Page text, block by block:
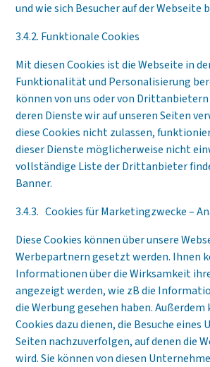
und wie sich Besucher auf der Webseite
3.4.2. Funktionale Cookies
Mit diesen Cookies ist die Webseite in
Funktionalität und Personalisierung
können von uns oder von
deren Dienste wir auf unseren Seiten
diese Cookies nicht zulassen,
dieser Dienste möglicherweise nicht
vollständige Liste der Drittanbieter
Banner.
3.4.3. Cookies für Marketingzwecke –
Diese Cookies können über unsere
Werbepartnern gesetzt werden. Ihnen
Informationen über die Wirksamkeit
angezeigt werden, wie zB die
die Werbung gesehen haben. Außerdem
Cookies dazu dienen, die Besuche eines
Seiten nachzuverfolgen, auf denen die
wird. Sie können von diesen